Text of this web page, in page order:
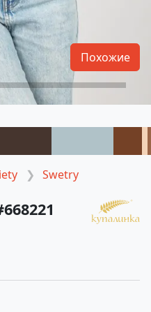
Swetry
Похожие